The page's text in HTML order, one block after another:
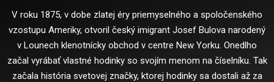
V roku 1875, v dobe zlatej éry priemyselného a spoločenského
vzostupu Ameriky, otvoril český imigrant Josef Bulova narodený
v Lounech klenotnícky obchod v centre New Yorku. Onedlho
začal vyrábať vlastné hodinky so svojím menom na číselníku. Tak
začala história svetovej značky, ktorej hodinky sa dostali až za